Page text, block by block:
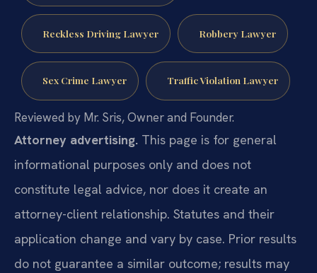
Reckless Driving Lawyer Robbery Lawyer
Sex Crime Lawyer Traffic Violation Lawyer
Reviewed by Mr. Sris, Owner and Founder.
Attorney advertising. This page is for general
informational purposes only and does not
constitute legal advice, nor does it create an
attorney-client relationship. Statutes and their
application change and vary by case. Prior results
do not guarantee a similar outcome; results may